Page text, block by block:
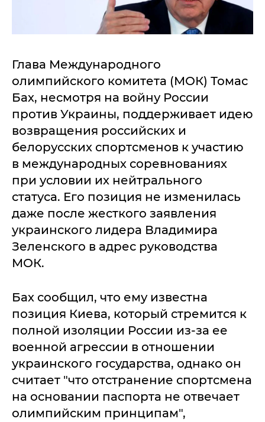
Глава Международного
олимпийского комитета (МОК) Томас
Бах, несмотря на войну России
против Украины, поддерживает идею
возвращения российских и
белорусских спортсменов к участию
в международных соревнованиях
при условии их нейтрального
статуса. Его позиция не изменилась
даже после жесткого заявления
украинского лидера Владимира
Зеленского в адрес руководства
МОК.
Бах сообщил, что ему известна
позиция Киева, который стремится к
полной изоляции России из-за ее
военной агрессии в отношении
украинского государства, однако он
считает "что отстранение спортсмена
на основании паспорта не отвечает
олимпийским принципам",